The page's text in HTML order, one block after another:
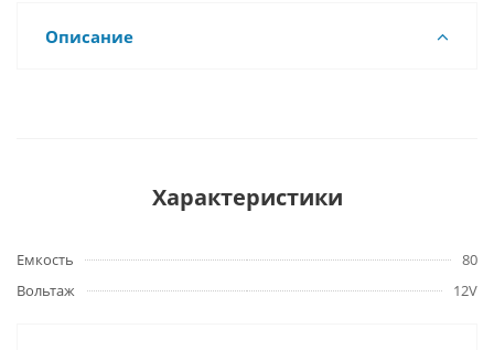
Описание
Характеристики
Емкость
80
Вольтаж
12V